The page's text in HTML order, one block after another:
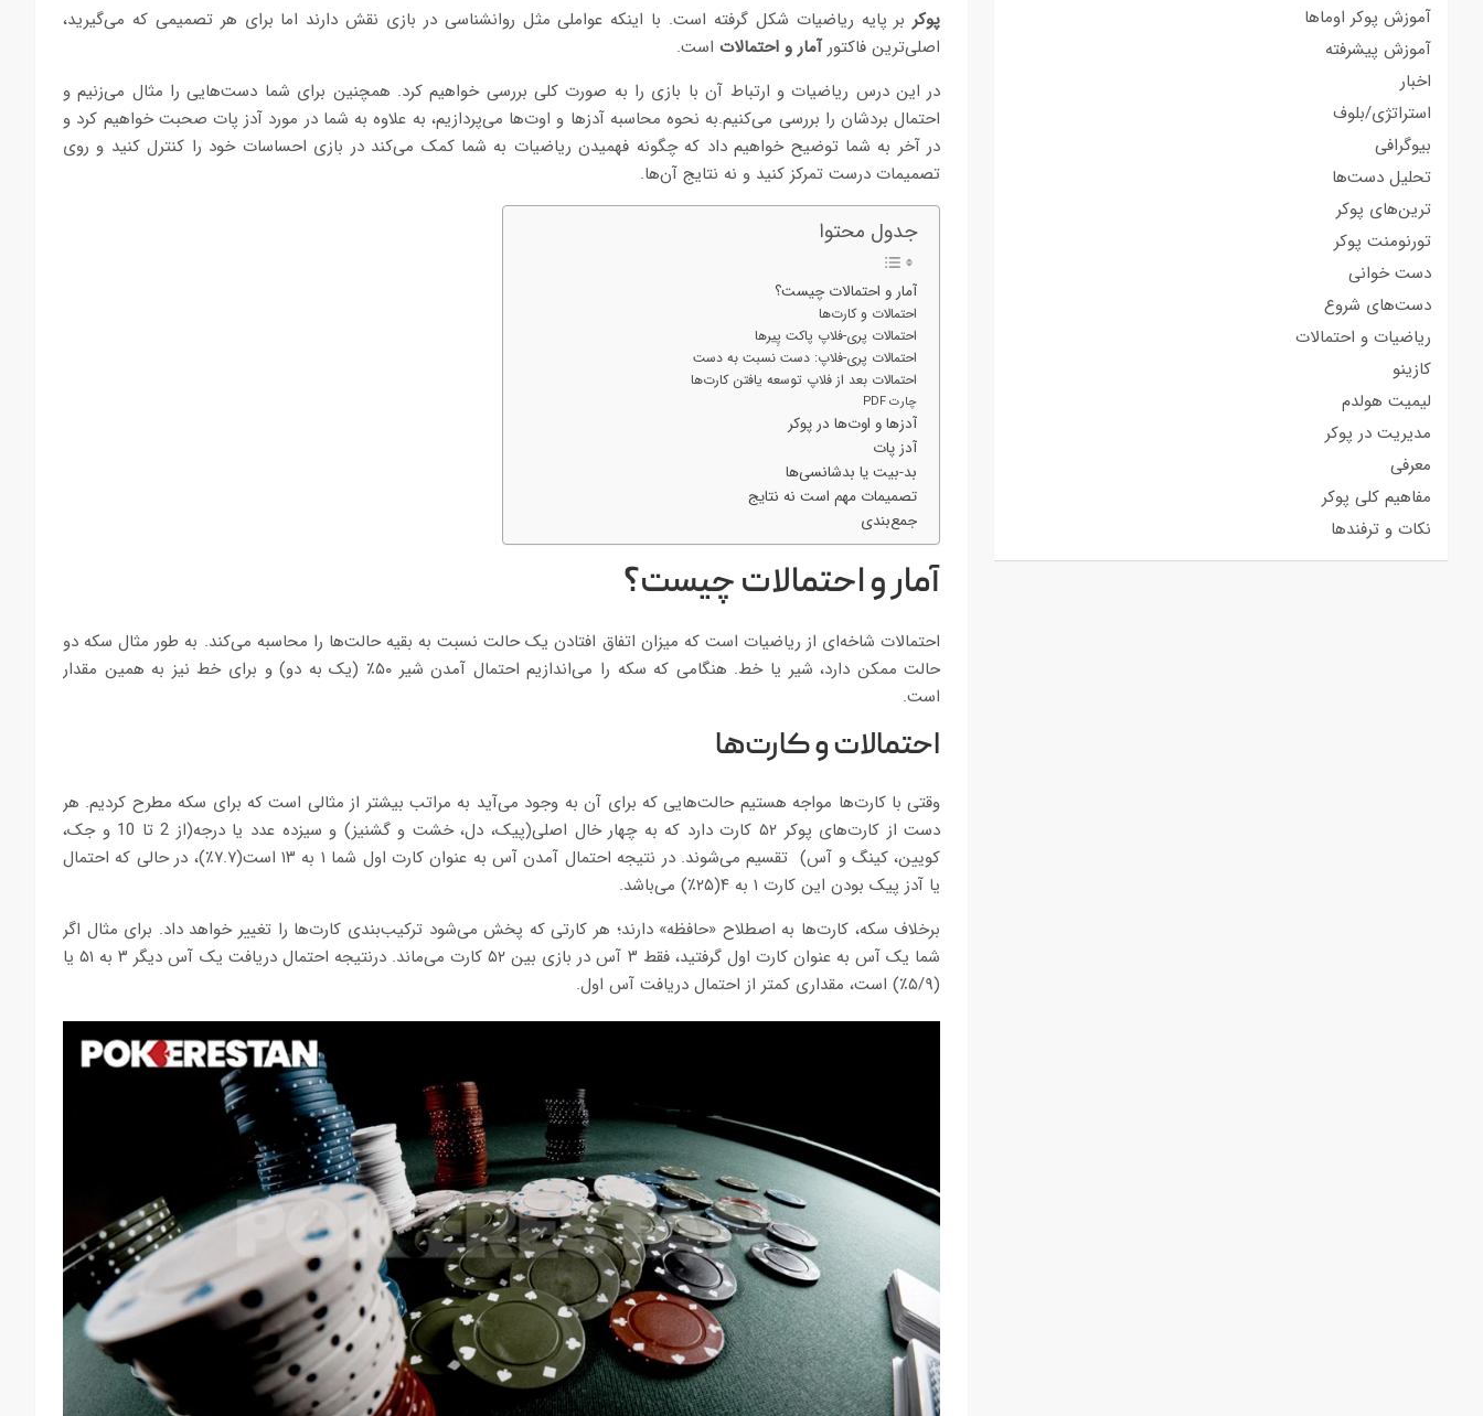
پوکر بر پایه ریاضیات شکل گرفته است. با اینکه عواملی مثل روانشناسی در بازی نقش دارند اما برای هر تصمیمی که می‌گیرید،
اصلی‌ترین فاکتورآمار و احتمالاتاست.
در این درس ریاضیات و ارتباط آن با بازی را به صورت کلی بررسی خواهیم کرد. همچنین برای شما دست‌هایی را مثال می‌زنیم و
احتمال بردشان را بررسی می‌کنیم.به نحوه محاسبه آدزها و اوت‌ها می‌پردازیم، به علاوه به شما در مورد آدز پات صحبت خواهیم کرد و
در آخر به شما توضیح خواهیم داد که چگونه فهمیدن ریاضیات به شما کمک می‌کند در بازی احساسات خود را کنترل کنید و روی
تصمیمات درست تمرکز کنید و نه نتایج آن‌ها.
جدول محتوا
آمار و احتمالات چیست؟
احتمالات و کارت‌ها
احتمالات پری-فلاپ پاکت پِیرها
احتمالات پری-فلاپ: دست نسبت به دست
احتمالات بعد از فلاپ توسعه یافتن کارت‌ها
چارت PDF
آدزها و اوت‌ها در پوکر
آدز پات
بد-بیت یا بدشانسی‌ها
تصمیمات مهم است نه نتایج
جمع‌بندی
آمار و احتمالات چیست؟
احتمالات شاخه‌ای از ریاضیات است که میزان اتفاق افتادن یک حالت نسبت به بقیه حالت‌ها را محاسبه می‌کند. به طور مثال سکه دو
حالت ممکن دارد، شیر یا خط. هنگامی که سکه را می‌اندازیم احتمال آمدن شیر ۵۰٪ (یک به دو) و برای خط نیز به همین مقدار
است.
احتمالات و کارت‌ها
وقتی با کارت‌ها مواجه هستیم حالت‌هایی که برای آن به وجود می‌آید به مراتب بیشتر از مثالی است که برای سکه مطرح کردیم. هر
دست از کارت‌های پوکر ۵۲ کارت دارد که به چهار خال اصلی(پیک، دل، خشت و گشنیز) و سیزده عدد یا درجه(از 2 تا 10 و جک،
کویین، کینگ و آس) تقسیم می‌شوند. در نتیجه احتمال آمدن آس به عنوان کارت اول شما ۱ به ۱۳ است(۷.۷٪)، در حالی که احتمال
یا آدز پیک بودن این کارت ۱ به ۴(۲۵٪) می‌باشد.
برخلاف سکه، کارت‌ها به اصطلاح «حافظه» دارند؛ هر کارتی که پخش می‌شود ترکیب‌بندی کارت‌ها را تغییر خواهد داد. برای مثال اگر
شما یک آس به عنوان کارت اول گرفتید، فقط ۳ آس در بازی بین ۵۲ کارت می‌ماند. درنتیجه احتمال دریافت یک آس دیگر ۳ به ۵۱ یا
(۵/۹٪) است، مقداری کمتر از احتمال دریافت آس اول.
آموزش پوکر اوماها
آموزش پیشرفته
اخبار
استراتژی/بلوف
بیوگرافی
تحلیل دست‌ها
ترین‌های پوکر
تورنومنت پوکر
دست خوانی
دست‌های شروع
ریاضیات و احتمالات
کازینو
لیمیت هولدم
مدیریت در پوکر
معرفی
مفاهیم کلی پوکر
نکات و ترفندها